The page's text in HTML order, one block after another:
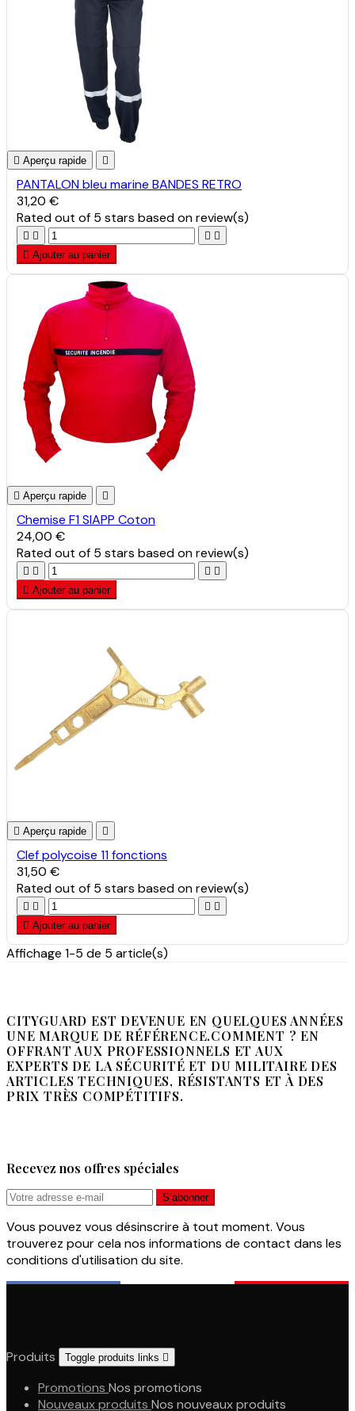
CITYGUARD EST DEVENUE EN QUELQUES ANNÉES
UNE MARQUE DE RÉFÉRENCE.COMMENT ? EN
OFFRANT AUX PROFESSIONNELS ET AUX
EXPERTS DE LA SÉCURITÉ ET DU MILITAIRE DES
ARTICLES TECHNIQUES, RÉSISTANTS ET À DES
PRIX TRÈS COMPÉTITIFS.
 Aperçu rapide 
PANTALON bleu marine BANDES RETRO
31,20 €
Ratedout of 5 stars based onreview(s)
   
 Ajouter au panier
 Aperçu rapide 
Chemise F1 SIAPP Coton
24,00 €
Ratedout of 5 stars based onreview(s)
   
 Ajouter au panier
 Aperçu rapide 
Clef polycoise 11 fonctions
31,50 €
Ratedout of 5 stars based onreview(s)
   
 Ajouter au panier
Affichage 1-5 de 5 article(s)
Recevez nos offres spéciales
Vous pouvez vous désinscrire à tout moment. Vous
trouverez pour cela nos informations de contact dans les
conditions d'utilisation du site.
Produits Toggle produits links 
Promotions Nos promotions
Nouveaux produits Nos nouveaux produits